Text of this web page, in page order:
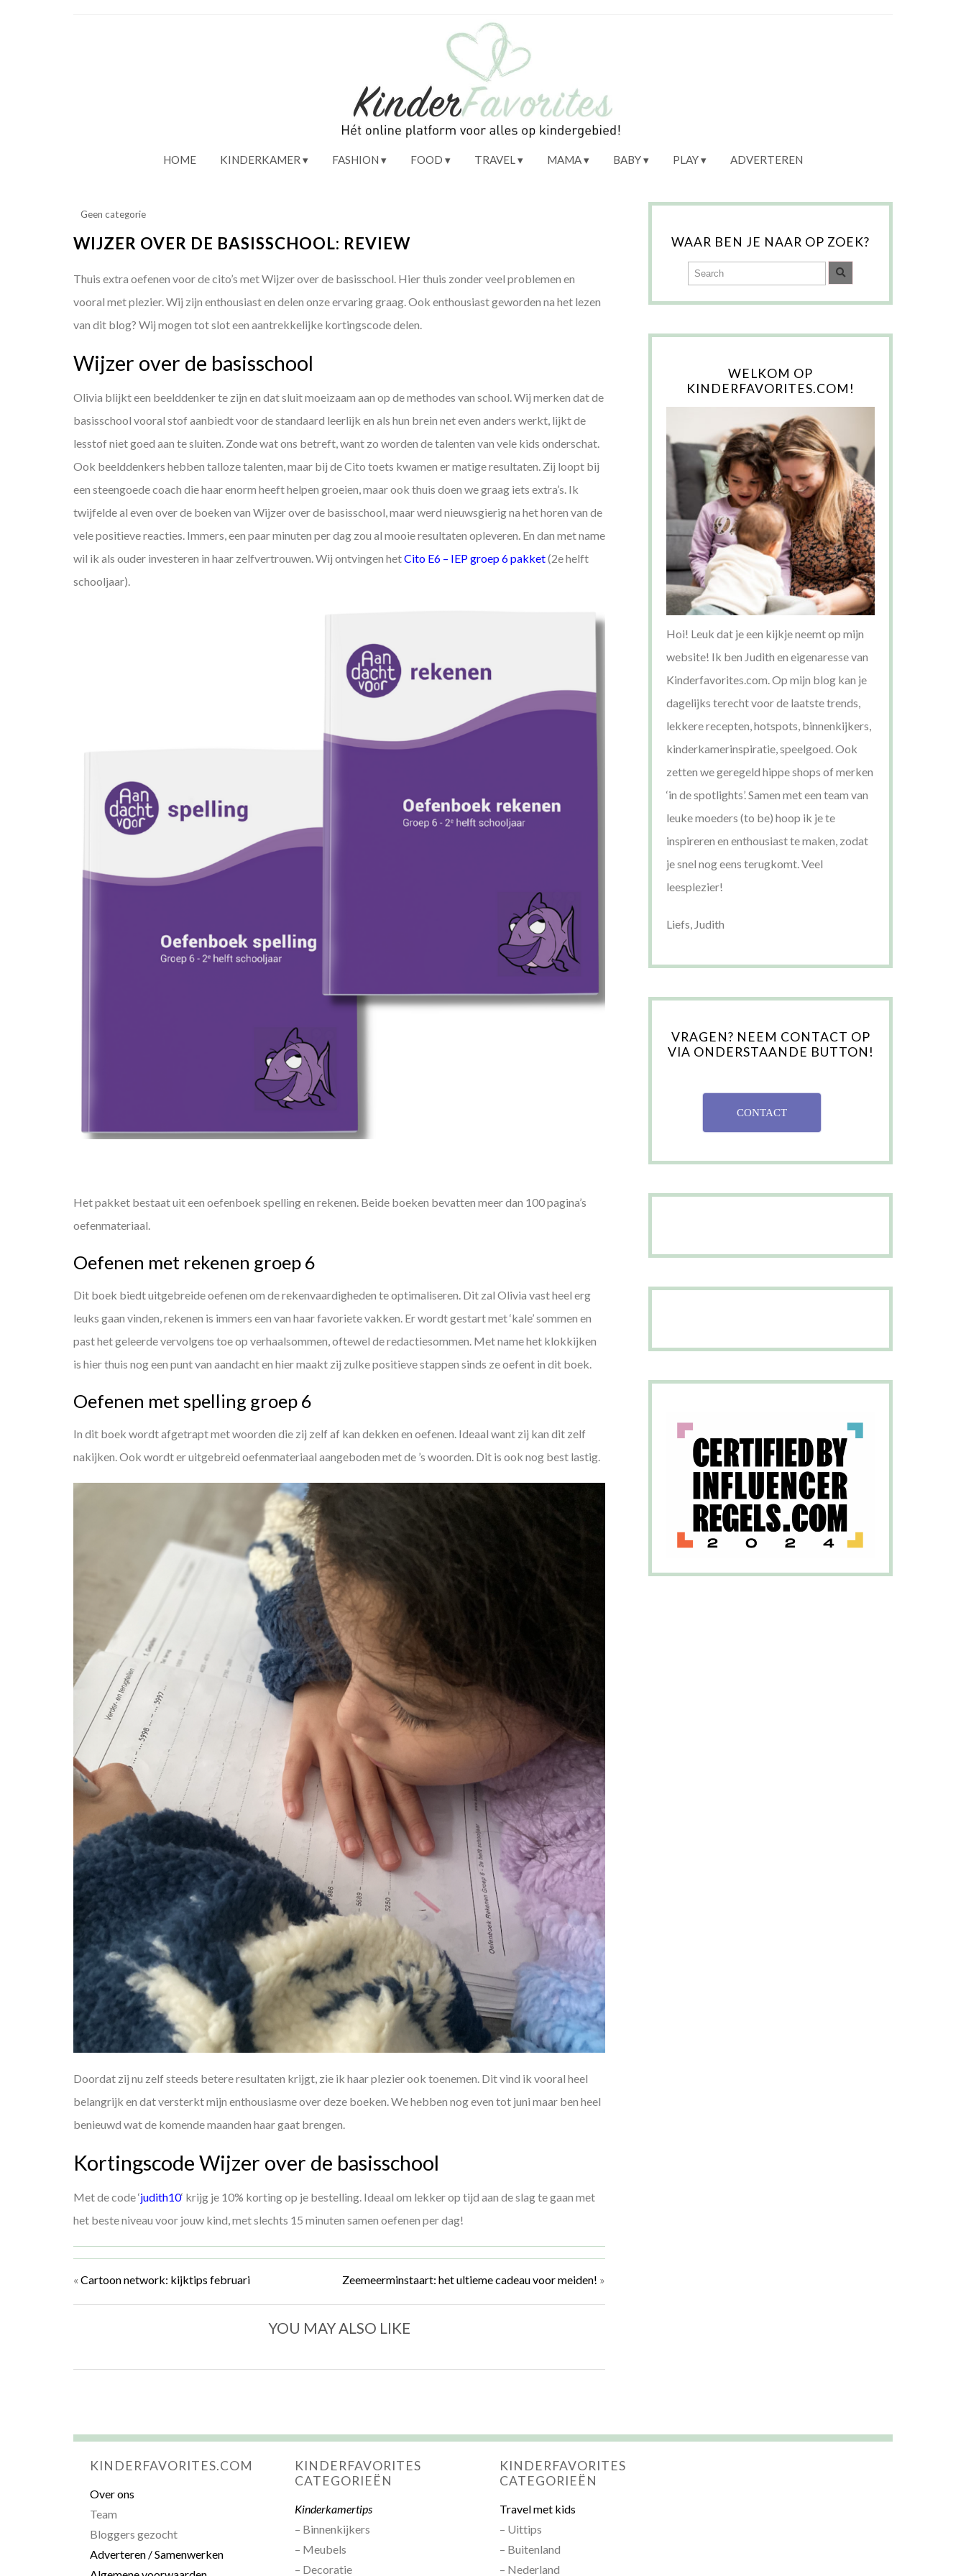
HOME KINDERKAMER FASHION FOOD TRAVEL MAMA BABY PLAY ADVERTEREN
Geen categorie
WIJZER OVER DE BASISSCHOOL: REVIEW
Thuis extra oefenen voor de cito’s met Wijzer over de basisschool. Hier thuis zonder veel problemen en
vooral met plezier. Wij zijn enthousiast en delen onze ervaring graag. Ook enthousiast geworden na het lezen
van dit blog? Wij mogen tot slot een aantrekkelijke kortingscode delen.
Wijzer over de basisschool
Olivia blijkt een beelddenker te zijn en dat sluit moeizaam aan op de methodes van school. Wij merken dat de
basisschool vooral stof aanbiedt voor de standaard leerlijk en als hun brein net even anders werkt, lijkt de
lesstof niet goed aan te sluiten. Zonde wat ons betreft, want zo worden de talenten van vele kids onderschat.
Ook beelddenkers hebben talloze talenten, maar bij de Cito toets kwamen er matige resultaten. Zij loopt bij
een steengoede coach die haar enorm heeft helpen groeien, maar ook thuis doen we graag iets extra’s. Ik
twijfelde al even over de boeken van Wijzer over de basisschool, maar werd nieuwsgierig na het horen van de
vele positieve reacties. Immers, een paar minuten per dag zou al mooie resultaten opleveren. En dan met name
wil ik als ouder investeren in haar zelfvertrouwen. Wij ontvingen hetCito E6 – IEP groep 6 pakket(2e helft
schooljaar).
Het pakket bestaat uit een oefenboek spelling en rekenen. Beide boeken bevatten meer dan 100 pagina’s
oefenmateriaal.
Oefenen met rekenen groep 6
Dit boek biedt uitgebreide oefenen om de rekenvaardigheden te optimaliseren. Dit zal Olivia vast heel erg
leuks gaan vinden, rekenen is immers een van haar favoriete vakken. Er wordt gestart met ‘kale’ sommen en
past het geleerde vervolgens toe op verhaalsommen, oftewel de redactiesommen. Met name het klokkijken
is hier thuis nog een punt van aandacht en hier maakt zij zulke positieve stappen sinds ze oefent in dit boek.
Oefenen met spelling groep 6
In dit boek wordt afgetrapt met woorden die zij zelf af kan dekken en oefenen. Ideaal want zij kan dit zelf
nakijken. Ook wordt er uitgebreid oefenmateriaal aangeboden met de ’s woorden. Dit is ook nog best lastig.
Doordat zij nu zelf steeds betere resultaten krijgt, zie ik haar plezier ook toenemen. Dit vind ik vooral heel
belangrijk en dat versterkt mijn enthousiasme over deze boeken. We hebben nog even tot juni maar ben heel
benieuwd wat de komende maanden haar gaat brengen.
Kortingscode Wijzer over de basisschool
Met de code ‘judith10‘ krijg je 10% korting op je bestelling. Ideaal om lekker op tijd aan de slag te gaan met
het beste niveau voor jouw kind, met slechts 15 minuten samen oefenen per dag!
« Cartoon network: kijktips februari Zeemeerminstaart: het ultieme cadeau voor meiden! »
YOU MAY ALSO LIKE
WAAR BEN JE NAAR OP ZOEK?
WELKOM OP
KINDERFAVORITES.COM!
Hoi! Leuk dat je een kijkje neemt op mijn
website! Ik ben Judith en eigenaresse van
Kinderfavorites.com. Op mijn blog kan je
dagelijks terecht voor de laatste trends,
lekkere recepten, hotspots, binnenkijkers,
kinderkamerinspiratie, speelgoed. Ook
zetten we geregeld hippe shops of merken
‘in de spotlights’. Samen met een team van
leuke moeders (to be) hoop ik je te
inspireren en enthousiast te maken, zodat
je snel nog eens terugkomt. Veel
leesplezier!
Liefs, Judith
VRAGEN? NEEM CONTACT OP
VIA ONDERSTAANDE BUTTON!
CONTACT
KINDERFAVORITES.COM
Over ons
Team
Bloggers gezocht
Adverteren / Samenwerken
KINDERFAVORITES
CATEGORIEËN
Kinderkamertips
– Binnenkijkers
– Meubels
– Decoratie
KINDERFAVORITES
CATEGORIEËN
Travel met kids
– Uittips
– Buitenland
– Nederland